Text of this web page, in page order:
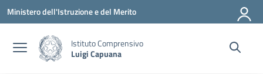
Vai ai contenuti
Vai al menu di navigazione
Vai al footer
Ministero dell'Istruzione e del Merito
Istituto Comprensivo
Luigi Capuana